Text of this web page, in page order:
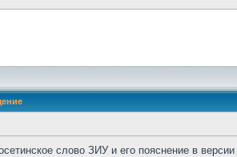
слово ЗИУ и его пояснение в